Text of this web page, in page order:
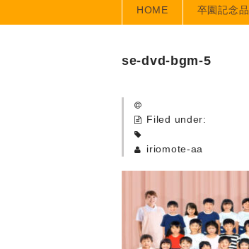
HOME 卒園記念品
se-dvd-bgm-5
Filed under:
iriomote-aa